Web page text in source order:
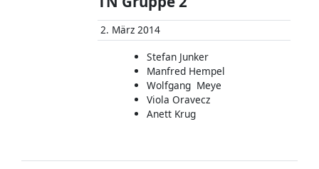
2. März 2014
Stefan Junker
Manfred Hempel
Wolfgang Meye
Viola Oravecz
Anett Krug